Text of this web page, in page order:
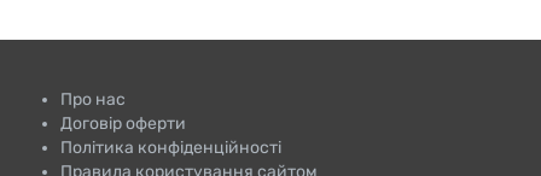
Про нас
Договір оферти
Політика конфіденційності
Правила користування сайтом